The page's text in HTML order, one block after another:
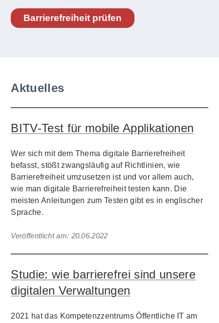
Barrierefreiheit prüfen
Aktuelles
BITV-Test für mobile Applikationen
Wer sich mit dem Thema digitale Barrierefreiheit
befasst, stößt zwangsläufig auf Richtlinien, wie
Barrierefreiheit umzusetzen ist und vor allem auch,
wie man digitale Barrierefreiheit testen kann. Die
meisten Anleitungen zum Testen gibt es in englischer
Sprache.
Veröffentlicht am: 20.06.2022
Studie: wie barrierefrei sind unsere
digitalen Verwaltungen
2021 hat das Kompetenzzentrums Öffentliche IT am